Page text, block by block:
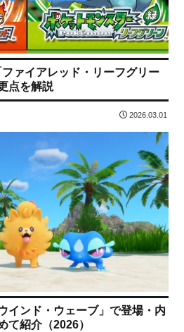
ァイアレッド・リーフグリー
点を解説
2026.03.01
インド・ウェーブ」で登場・内
て紹介（2026）